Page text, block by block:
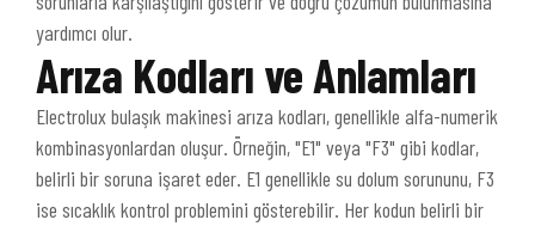
yardımcı olur.
Arıza Kodları ve Anlamları
Electrolux bulaşık makinesi arıza kodları, genellikle alfa-numerik
kombinasyonlardan oluşur. Örneğin, "E1" veya "F3" gibi kodlar,
belirli bir soruna işaret eder. E1 genellikle su dolum sorununu, F3
ise sıcaklık kontrol problemini gösterebilir. Her kodun belirli bir